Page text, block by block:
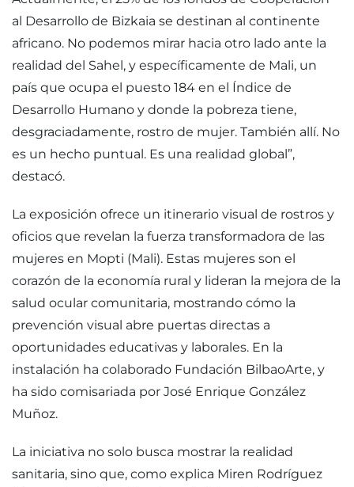
al Desarrollo de Bizkaia se destinan al continente
africano. No podemos mirar hacia otro lado ante la
realidad del Sahel, y específicamente de Mali, un
país que ocupa el puesto 184 en el Índice de
Desarrollo Humano y donde la pobreza tiene,
desgraciadamente, rostro de mujer. También allí. No
es un hecho puntual. Es una realidad global”,
destacó.
La exposición ofrece un itinerario visual de rostros y
oficios que revelan la fuerza transformadora de las
mujeres en Mopti (Mali). Estas mujeres son el
corazón de la economía rural y lideran la mejora de la
salud ocular comunitaria, mostrando cómo la
prevención visual abre puertas directas a
oportunidades educativas y laborales. En la
instalación ha colaborado Fundación BilbaoArte, y
ha sido comisariada por José Enrique González
Muñoz.
La iniciativa no solo busca mostrar la realidad
sanitaria, sino que, como explica Miren Rodríguez